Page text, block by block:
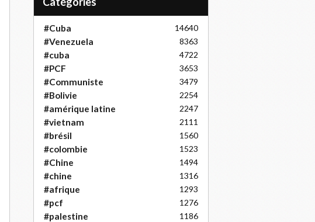
#Cuba 14640
#Venezuela 8363
#cuba 4722
#PCF 3653
#Communiste 3479
#Bolivie 2254
#amérique latine 2247
#vietnam 2111
#brésil 1560
#colombie 1523
#Chine 1494
#chine 1316
#afrique 1293
#pcf 1276
#palestine 1186